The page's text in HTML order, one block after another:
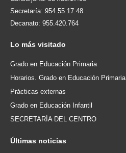
Secretaría: 954.55.17.48
Decanato: 955.420.764
Lo más visitado
Grado en Educación Primaria
Horarios. Grado en Educación Primaria
Prácticas externas
Grado en Educación Infantil
SECRETARÍA DEL CENTRO
Últimas noticias